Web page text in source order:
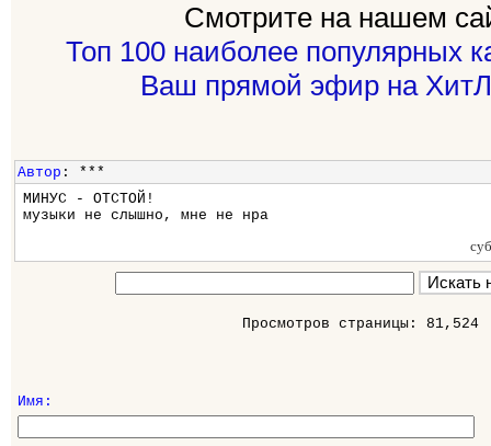
Смотрите на нашем
Топ 100 наиболее популярных
Ваш прямой эфир на
Автор : ***
МИНУС - ОТСТОЙ!
музыки не слышно, мне не нра
Просмотров страницы: 81,524
Имя: